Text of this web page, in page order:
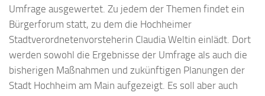
Umfrage ausgewertet. Zu jedem der Themen findet ein
Bürgerforum statt, zu dem die Hochheimer
Stadtverordnetenvorsteherin Claudia Weltin einlädt. Dort
werden sowohl die Ergebnisse der Umfrage als auch die
bisherigen Maßnahmen und zukünftigen Planungen der
Stadt Hochheim am Main aufgezeigt. Es soll aber auch